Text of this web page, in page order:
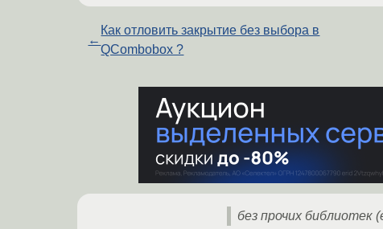
←
Как отловить закрытие без выбора в
QCombobox ?
без прочих библиотек